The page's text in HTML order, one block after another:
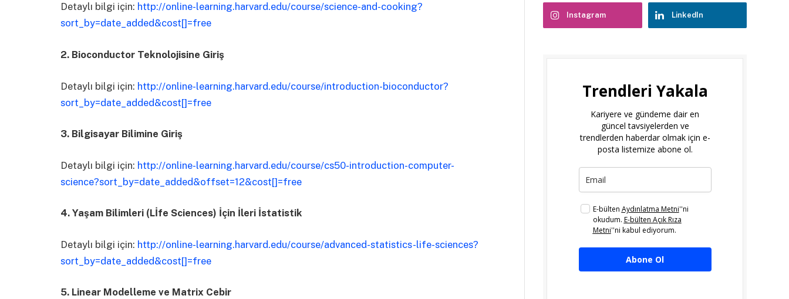
Detaylı bilgi için: http://online-learning.harvard.edu/course/science-and-cooking?
sort_by=date_added&cost[]=free
2. Bioconductor Teknolojisine Giriş
Detaylı bilgi için: http://online-learning.harvard.edu/course/introduction-bioconductor?
sort_by=date_added&cost[]=free
3. Bilgisayar Bilimine Giriş
Detaylı bilgi için: http://online-learning.harvard.edu/course/cs50-introduction-computer-
science?sort_by=date_added&offset=12&cost[]=free
4. Yaşam Bilimleri (Lİfe Sciences) İçin İleri İstatistik
Detaylı bilgi için: http://online-learning.harvard.edu/course/advanced-statistics-life-sciences?
sort_by=date_added&cost[]=free
5. Linear Modelleme ve Matrix Cebir
Instagram LinkedIn
Trendleri Yakala
Kariyere ve gündeme dair en
güncel tavsiyelerden ve
trendlerden haberdar olmak için e-
posta listemize abone ol.
E-bülten Aydınlatma Metni''ni
okudum. E-bülten Açık Rıza
Metni''ni kabul ediyorum.
Abone Ol